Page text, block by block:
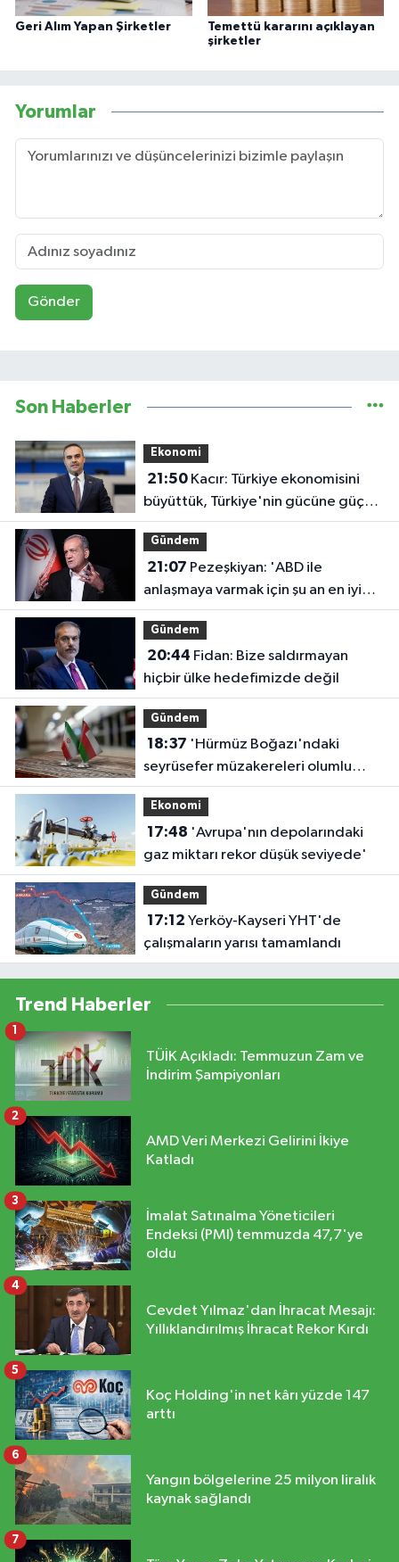
Geri Alım Yapan Şirketler
Temettü kararını açıklayan
şirketler
Yorumlar
Gönder
Son Haberler
Ekonomi
21:50Kacır: Türkiye ekonomisini
büyüttük, Türkiye'nin gücüne güç
kattık
Gündem
21:07
anlaşmaya varmak için şu an en iyi
zaman'
Gündem
20:44
hiçbir ülke hedefimizde değil
Gündem
18:37
seyrüsefer müzakereleri olumlu
ilerliyor'
Ekonomi
17:48
gaz miktarı rekor düşük seviyede'
Gündem
17:12
çalışmaların yarısı tamamlandı
Trend Haberler
TÜİK Açıkladı: Temmuzun Zam ve
İndirim Şampiyonları
1
AMD Veri Merkezi Gelirini İkiye
Katladı
2
İmalat Satınalma Yöneticileri
Endeksi (PMI) temmuzda 47,7'ye
oldu
3
Cevdet Yılmaz'dan İhracat Mesajı:
Yıllıklandırılmış İhracat Rekor Kırdı
4
Koç Holding'in net kârı yüzde 147
arttı
5
Yangın bölgelerine 25 milyon liralık
kaynak sağlandı
6
7